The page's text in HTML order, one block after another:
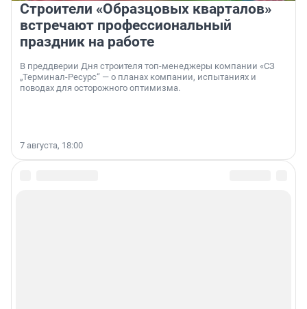
Строители «Образцовых кварталов»
встречают профессиональный
праздник на работе
В преддверии Дня строителя топ-менеджеры компании «СЗ
„Терминал-Ресурс“ — о планах компании, испытаниях и
поводах для осторожного оптимизма.
7 августа, 18:00